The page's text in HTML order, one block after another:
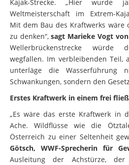
Kajak-Strecke. „Hier wurde
Weltmeisterschaft im Extrem-
Mit dem Bau des Kraftwerks
zu denken“,sagt Marieke Vogt von
Wellerbrückenstrecke würde
wegfallen. Im verbleibenden Teil,
unterläge die Wasserführung
Schwankungen, sondern den
Erstes Kraftwerk in einem frei
„Es wäre das erste Kraftwerk in
Ache. Wildflüsse wie die
Österreich zu einer Seltenheit
Götsch, WWF-Sprecherin für
Ausleitung der Achstürze, der